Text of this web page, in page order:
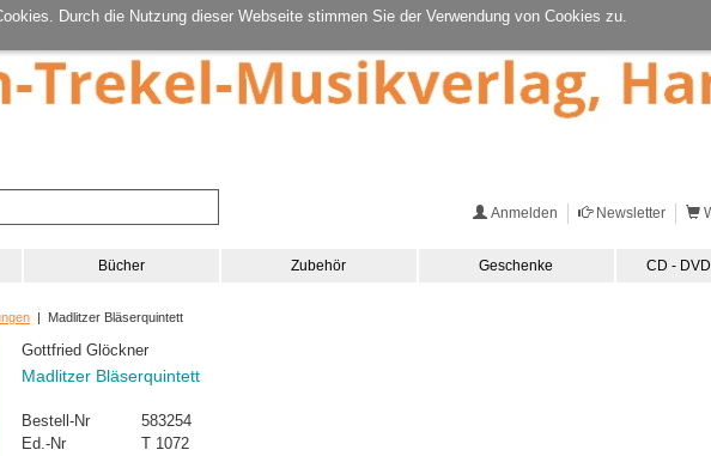
Durch die Nutzung dieser Webseite stimmen Sie der Verwendung von Cookies zu.
Anmelden Newsletter
Bücher Zubehör Geschenke CD -
| Madlitzer Bläserquintett
Gottfried Glöckner
Madlitzer Bläserquintett
Bestell-Nr
583254
Ed.-Nr
T 1072